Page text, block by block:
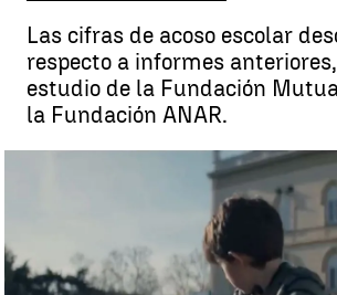
Las cifras de acoso escolar
respecto a informes
estudio de la Fundación
la Fundación ANAR.
Caen las cifras de acoso escolar en